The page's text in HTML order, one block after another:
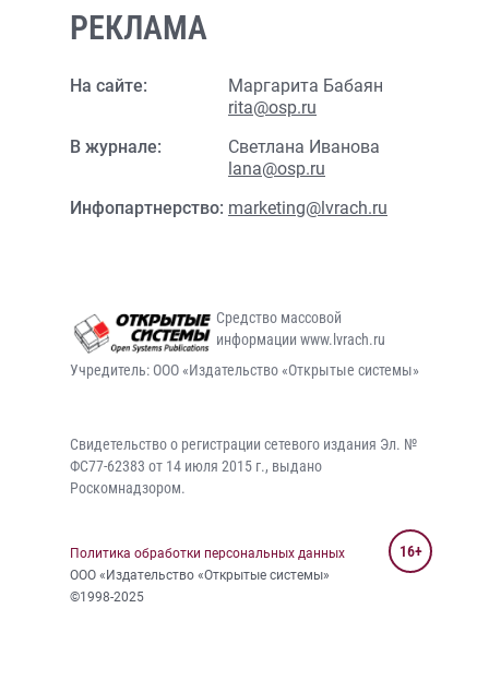
РЕКЛАМА
На сайте:
Маргарита Бабаян
rita@osp.ru
В журнале:
Светлана Иванова
lana@osp.ru
Инфопартнерство: marketing@lvrach.ru
Средство массовой
информации www.lvrach.ru
Учредитель: ООО «Издательство «Открытые системы»
Свидетельство о регистрации сетевого издания Эл. №
ФС77-62383 от 14 июля 2015 г., выдано
Роскомнадзором.
Политика обработки персональных данных
ООО «Издательство «Открытые системы»
©1998-2025
16+